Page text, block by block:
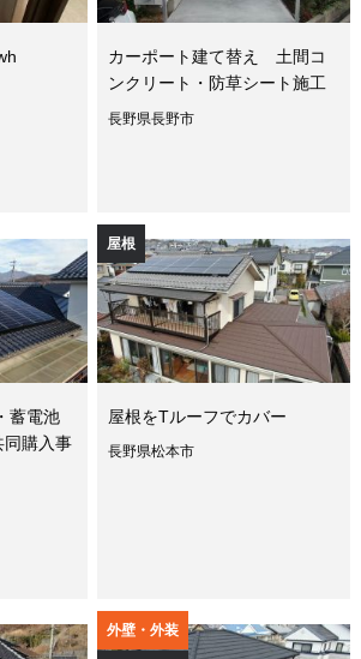
カーポート建て替え 土間コ
ンクリート・防草シート施工
長野県長野市
蓄電池
同購入事
屋根
屋根をTルーフでカバー
長野県松本市
外壁・外装